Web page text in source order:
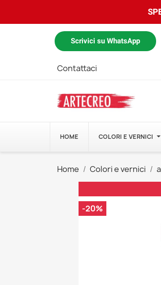
Scrivici su WhatsApp
Contattaci
HOME COLORI E VERNICI
Home Colori e vernici
-20%